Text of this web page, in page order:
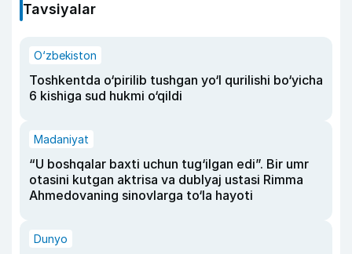
Tavsiyalar
O‘zbekiston
Toshkentda o‘pirilib tushgan yo‘l qurilishi bo‘yicha
6 kishiga sud hukmi o‘qildi
Madaniyat
“U boshqalar baxti uchun tug‘ilgan edi”. Bir umr
otasini kutgan aktrisa va dublyaj ustasi Rimma
Ahmedovaning sinovlarga to‘la hayoti
Dunyo